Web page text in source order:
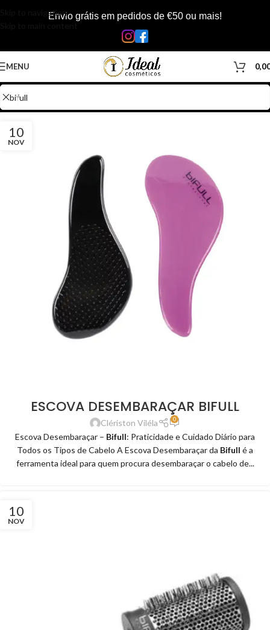
Skip to navigationEnvio grátis em pedidos de €50 ou mais!
MENU
10
NOV
ESCOVA DESEMBARAÇAR BIFULL
Clériston Viléla 0
Escova Desembaraçar – Bifull: Praticidade e Cuidado Diário para
Todos os Tipos de Cabelo A Escova Desembaraçar da Bifull é a
ferramenta ideal para quem procura desembaraçar o cabelo de...
10
NOV